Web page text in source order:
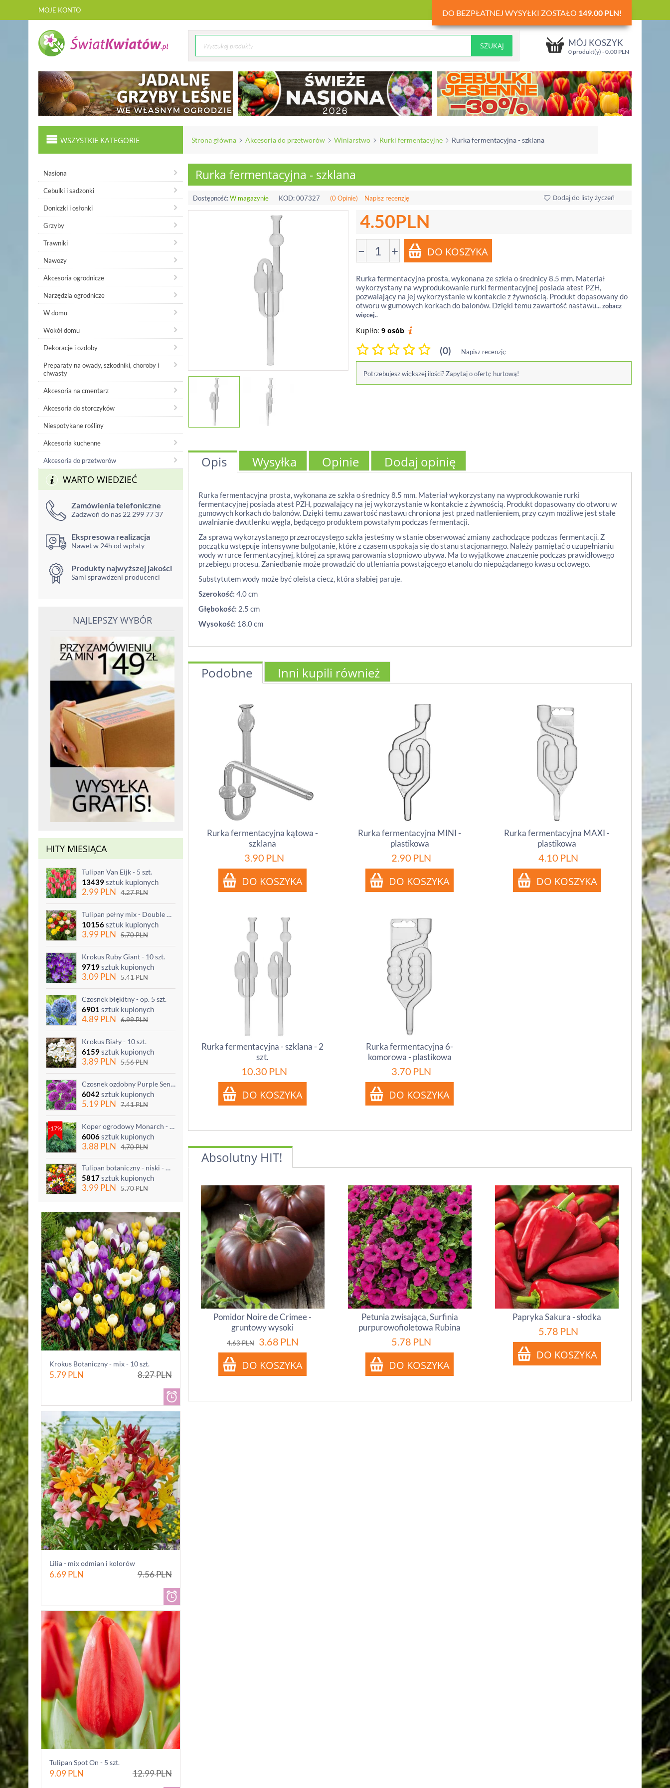
MOJE KONTO DO BEZPŁATNEJ WYSYŁKI ZOSTAŁO 149.00 PLN!
MÓJ KOSZYK
0 produkt(y) -0.00 PLN
WSZYSTKIE KATEGORIE Strona główna Akcesoria do przetworów Winiarstwo Rurki fermentacyjne Rurka fermentacyjna - szklana
Nasiona
Cebulki i sadzonki
Doniczki i osłonki
Grzyby
Trawniki
Nawozy
Akcesoria ogrodnicze
Narzędzia ogrodnicze
W domu
Wokół domu
Dekoracje i ozdoby
Preparaty na owady, szkodniki, choroby i
chwasty
Akcesoria na cmentarz
Akcesoria do storczyków
Niespotykane rośliny
Akcesoria kuchenne
Akcesoria do przetworów
WARTO WIEDZIEĆ
Zamówienia telefoniczne
Zadzwoń do nas 22 299 77 37
Ekspresowa realizacja
Nawet w 24h od wpłaty
Produkty najwyższej jakości
Sami sprawdzeni producenci
NAJLEPSZY WYBÓR
HITY MIESIĄCA
Tulipan Van Eijk - 5 szt.
13439sztuk kupionych
2.99PLN 4.27PLN
Tulipan pełny mix - Double mix - 5 szt.
10156sztuk kupionych
3.99PLN 5.70PLN
Krokus Ruby Giant - 10 szt.
9719sztuk kupionych
3.09PLN 5.41PLN
Czosnek błękitny - op. 5 szt.
6901 sztuk kupionych
4.89PLN 6.99PLN
Krokus Biały - 10 szt.
6159sztuk kupionych
3.89PLN 5.56PLN
Czosnek ozdobny Purple Sensation - op. 3 szt.
6042 sztuk kupionych
5.19PLN 7.41PLN
-17% Koper ogrodowy Monarch - po ścięciu odrasta
6006sztuk kupionych
3.88 PLN 4.70PLN
Tulipan botaniczny - niski - mix kolorów - 5 szt.
5817sztuk kupionych
3.99PLN 5.70PLN
Krokus Botaniczny - mix - 10 szt.
5.79PLN 8.27PLN
Lilia - mix odmian i kolorów
6.69PLN 9.56PLN
Tulipan Spot On - 5 szt.
9.09PLN 12.99PLN
Rurka fermentacyjna - szklana
Dostępność:W magazynie KOD:007327 (0 Opinie) Napisz recenzję Dodaj do listy życzeń
4.50PLN
− +
Rurka fermentacyjna prosta, wykonana ze szkła o średnicy 8.5 mm. Materiał
wykorzystany na wyprodukowanie rurki fermentacyjnej posiada atest PZH,
pozwalający na jej wykorzystanie w kontakcie z żywnością. Produkt dopasowany do
otworu w gumowych korkach do balonów. Dzięki temu zawartość nastawu...zobacz
więcej..
Kupiło: 9 osób
(0) Napisz recenzję
Potrzebujesz większej ilości? Zapytaj o ofertę hurtową!
Opis Wysyłka Opinie Dodaj opinię
Rurka fermentacyjna prosta, wykonana ze szkła o średnicy 8.5 mm. Materiał wykorzystany na wyprodukowanie rurki
fermentacyjnej posiada atest PZH, pozwalający na jej wykorzystanie w kontakcie z żywnością. Produkt dopasowany do otworu w
gumowych korkach do balonów. Dzięki temu zawartość nastawu chroniona jest przed natlenieniem, przy czym możliwe jest stałe
uwalnianie dwutlenku węgla, będącego produktem powstałym podczas fermentacji.
Za sprawą wykorzystanego przezroczystego szkła jesteśmy w stanie obserwować zmiany zachodzące podczas fermentacji. Z
początku wstępuje intensywne bulgotanie, które z czasem uspokaja się do stanu stacjonarnego. Należy pamiętać o uzupełnianiu
wody w rurce fermentacyjnej, której za sprawą parowania stopniowo ubywa. Ma to wyjątkowe znaczenie podczas prawidłowego
przebiegu procesu. Zaniedbanie może prowadzić do utleniania powstającego etanolu do niepożądanego kwasu octowego.
Substytutem wody może być oleista ciecz, która słabiej paruje.
Szerokość: 4.0 cm
Głębokość: 2.5 cm
Wysokość: 18.0 cm
Podobne Inni kupili również
Rurka fermentacyjna kątowa -
szklana
3.90 PLN
Rurka fermentacyjna MINI -
plastikowa
2.90 PLN
Rurka fermentacyjna MAXI -
plastikowa
4.10 PLN
Rurka fermentacyjna - szklana - 2
szt.
10.30 PLN
Rurka fermentacyjna 6-
komorowa - plastikowa
3.70 PLN
Absolutny HIT!
Pomidor Noire de Crimee -
gruntowy wysoki
4.63PLN 3.68 PLN
Petunia zwisająca, Surfinia
purpurowofioletowa Rubina
5.78 PLN
Papryka Sakura - słodka
5.78 PLN